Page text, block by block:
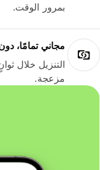
بمرور الوقت.
مجاني تمامًا، دون
التنزيل خلال
مزعجة.